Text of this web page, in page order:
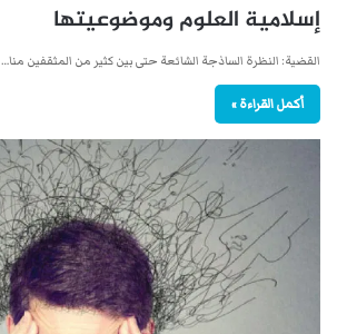
إسلامية العلوم وموضوعيتها
القضية: النظرة الساذجة الشائعة حتى بين كثير من المثقفين منا…
أكمل القراءة »